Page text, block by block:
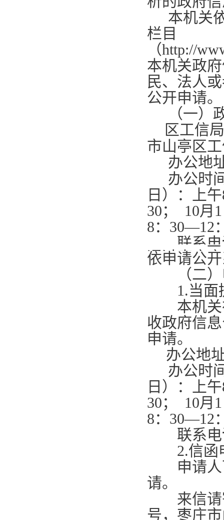
本机关
栏目
（http://
本机关政
民、法人
公开申请。
（一）
区工信
市山亭区
办公地
办公时
日）：上午
30； 10月 1
8： 30—12
联系电
https://
通过枣庄
依申请公
（二）
1.当面
本机关
收政府信
申请。
办公地址
办公时
日）：上午
30； 10月 1
8： 30—12
联系电
2.信函
申请人
请。
来信请
号，枣庄